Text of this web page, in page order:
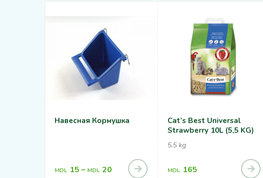
Навесная Кормушка
MDL 15 – MDL 20
Cat’s Best Universal
Strawberry 10L (5,5 KG)
5.5 kg
MDL 165